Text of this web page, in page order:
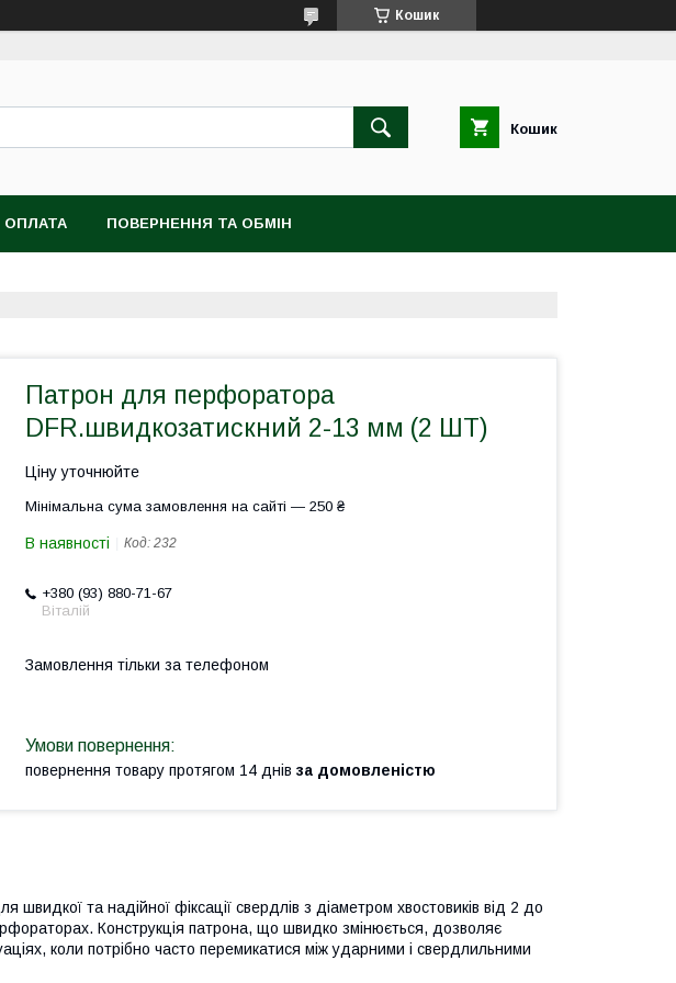
Кошик
Кошик
ОПЛАТА ПОВЕРНЕННЯ ТА ОБМІН
Патрон для перфоратора
DFR.швидкозатискний 2-13 мм (2 ШТ)
Ціну уточнюйте
Мінімальна сума замовлення на сайті — 250 ₴
В наявності Код: 232
+380 (93) 880-71-67
Віталій
Замовлення тільки за телефоном
повернення товару протягом 14 днів за домовленістю
швидкої та надійної фіксації свердлів з діаметром хвостовиків від 2 до
Конструкція патрона, що швидко змінюється, дозволяє
коли потрібно часто перемикатися між ударними і свердлильними